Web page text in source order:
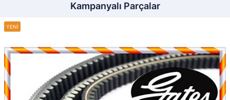
Kampanyalı Parçalar